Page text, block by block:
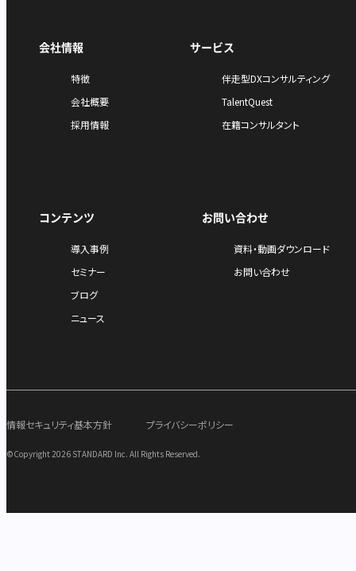
会社情報
特徴
会社概要
採用情報
サービス
伴走型DXコンサルティング
TalentQuest
在籍コンサルタント
コンテンツ
導入事例
セミナー
ブログ
ニュース
お問い合わせ
資料・動画ダウンロード
お問い合わせ
©Copyright 2026 STANDARD Inc. All Rights Reserved.
情報セキュリティ基本方針 プライバシーポリシー